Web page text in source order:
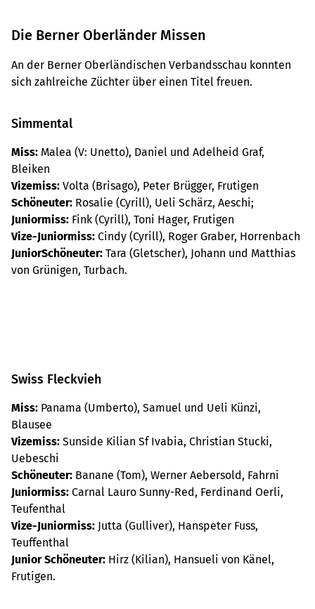
Die Berner Oberländer Missen
An der Berner Oberländischen Verbandsschau konnten
sich zahlreiche Züchter über einen Titel freuen.
Simmental
Miss: Malea (V: Unetto), Daniel und Adelheid Graf,
Bleiken
Vizemiss: Volta (Brisago), Peter Brügger, Frutigen
Schöneuter: Rosalie (Cyrill), Ueli Schärz, Aeschi;
Juniormiss: Fink (Cyrill), Toni Hager, Frutigen
Vize-Juniormiss: Cindy (Cyrill), Roger Graber, Horrenbach
JuniorSchöneuter: Tara (Gletscher), Johann und Matthias
von Grünigen, Turbach.
Swiss Fleckvieh
Miss: Panama (Umberto), Samuel und Ueli Künzi,
Blausee
Vizemiss: Sunside Kilian Sf Ivabia, Christian Stucki,
Uebeschi
Schöneuter: Banane (Tom), Werner Aebersold, Fahrni
Juniormiss: Carnal Lauro Sunny-Red, Ferdinand Oerli,
Teufenthal
Vize-Juniormiss: Jutta (Gulliver), Hanspeter Fuss,
Teuffenthal
Junior Schöneuter: Hirz (Kilian), Hansueli von Känel,
Frutigen.